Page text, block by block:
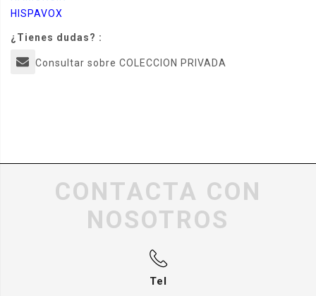
HISPAVOX
¿Tienes dudas? :
Consultar sobre COLECCION PRIVADA
CONTACTA CON
NOSOTROS
Tel